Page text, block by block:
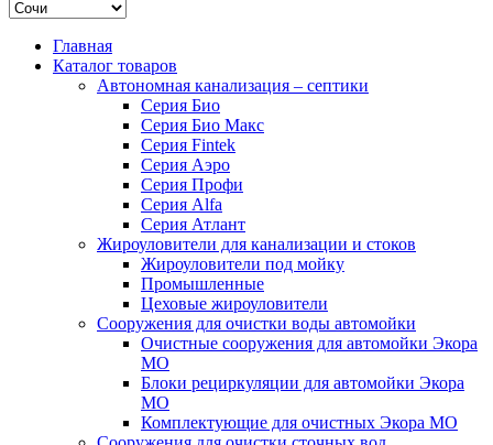
Главная
Каталог товаров
Автономная канализация – септики
Серия Био
Серия Био Макс
Серия Fintek
Серия Аэро
Серия Профи
Серия Alfa
Серия Атлант
Жироуловители для канализации и стоков
Жироуловители под мойку
Промышленные
Цеховые жироуловители
Сооружения для очистки воды автомойки
Очистные сооружения для автомойки Экора
МО
Блоки рециркуляции для автомойки Экора
МО
Комплектующие для очистных Экора МО